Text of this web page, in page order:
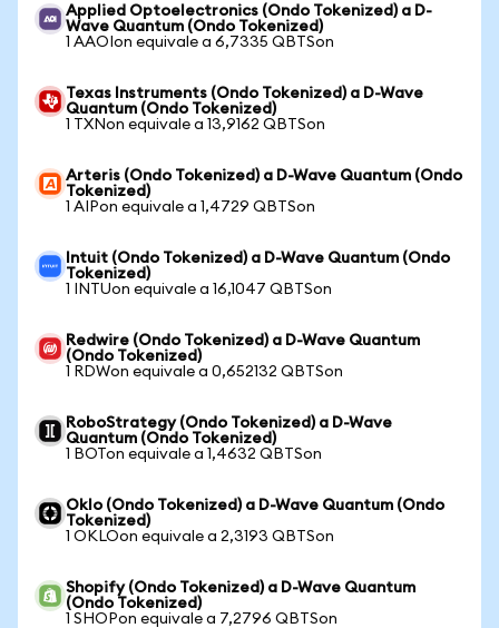
Applied Optoelectronics (Ondo Tokenized) a D-
Wave Quantum (Ondo Tokenized)
1 AAOIon equivale a 6,7335 QBTSon
Texas Instruments (Ondo Tokenized) a D-Wave
Quantum (Ondo Tokenized)
1 TXNon equivale a 13,9162 QBTSon
Arteris (Ondo Tokenized) a D-Wave Quantum (Ondo
Tokenized)
1 AIPon equivale a 1,4729 QBTSon
Intuit (Ondo Tokenized) a D-Wave Quantum (Ondo
Tokenized)
1 INTUon equivale a 16,1047 QBTSon
Redwire (Ondo Tokenized) a D-Wave Quantum
(Ondo Tokenized)
1 RDWon equivale a 0,652132 QBTSon
RoboStrategy (Ondo Tokenized) a D-Wave
Quantum (Ondo Tokenized)
1 BOTon equivale a 1,4632 QBTSon
Oklo (Ondo Tokenized) a D-Wave Quantum (Ondo
Tokenized)
1 OKLOon equivale a 2,3193 QBTSon
Shopify (Ondo Tokenized) a D-Wave Quantum
(Ondo Tokenized)
1 SHOPon equivale a 7,2796 QBTSon